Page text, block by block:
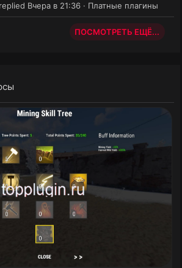
Платные плагины
Вчера в 21:36
ПОСМОТРЕТЬ ЕЩЁ...